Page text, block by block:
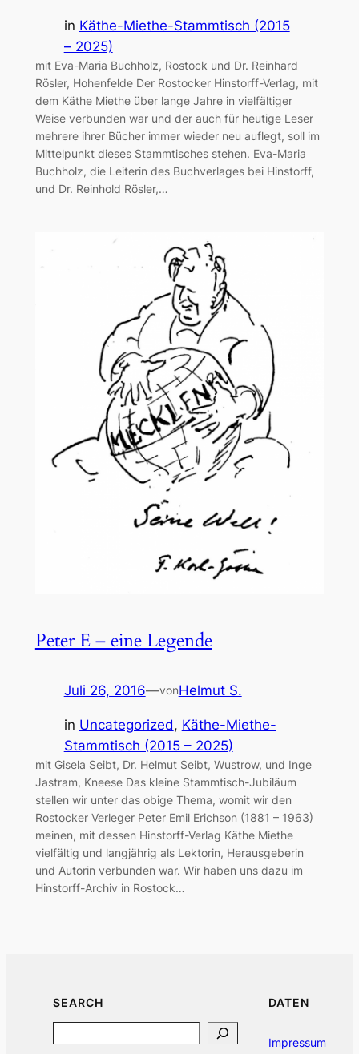
in Käthe-Miethe-Stammtisch (2015
– 2025)
mit Eva-Maria Buchholz, Rostock und Dr. Reinhard
Rösler, Hohenfelde Der Rostocker Hinstorff-Verlag, mit
dem Käthe Miethe über lange Jahre in vielfältiger
Weise verbunden war und der auch für heutige Leser
mehrere ihrer Bücher immer wieder neu auflegt, soll im
Mittelpunkt dieses Stammtisches stehen. Eva-Maria
Buchholz, die Leiterin des Buchverlages bei Hinstorff,
und Dr. Reinhold Rösler,…
Peter E – eine Legende
Juli 26, 2016—vonHelmut S.
in Uncategorized, Käthe-Miethe-
Stammtisch (2015 – 2025)
mit Gisela Seibt, Dr. Helmut Seibt, Wustrow, und Inge
Jastram, Kneese Das kleine Stammtisch-Jubiläum
stellen wir unter das obige Thema, womit wir den
Rostocker Verleger Peter Emil Erichson (1881 – 1963)
meinen, mit dessen Hinstorff-Verlag Käthe Miethe
vielfältig und langjährig als Lektorin, Herausgeberin
und Autorin verbunden war. Wir haben uns dazu im
Hinstorff-Archiv in Rostock…
SEARCH DATEN
Impressum